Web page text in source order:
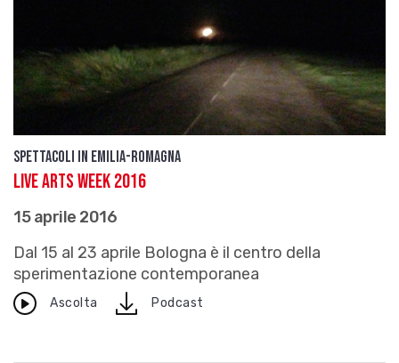
Spettacoli in Emilia-Romagna
Live Arts Week 2016
15 aprile 2016
Dal 15 al 23 aprile Bologna è il centro della
sperimentazione contemporanea
Ascolta downloadPodcast